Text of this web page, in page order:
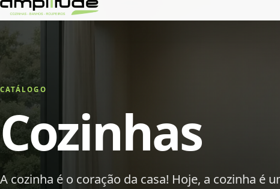
CATÁLOGO
Cozinhas
A cozinha é o coração da casa! Hoje, a cozinha é